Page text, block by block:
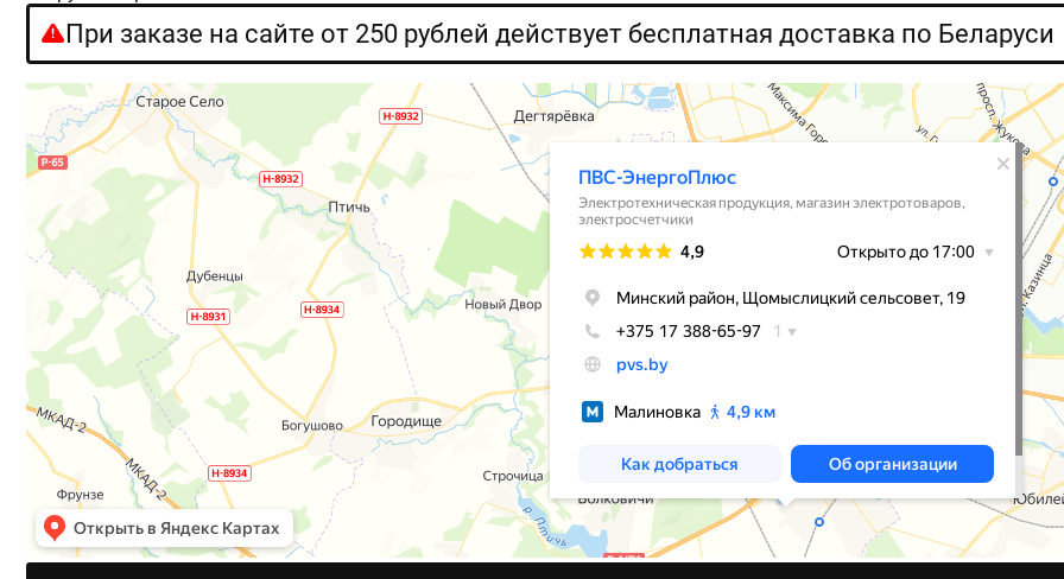
При заказе на сайте от 250 рублей действует бесплатная доставка по Беларуси